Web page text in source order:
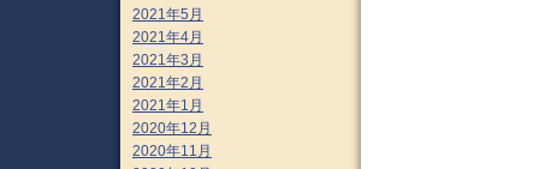
2021年5月
2021年4月
2021年3月
2021年2月
2021年1月
2020年12月
2020年11月